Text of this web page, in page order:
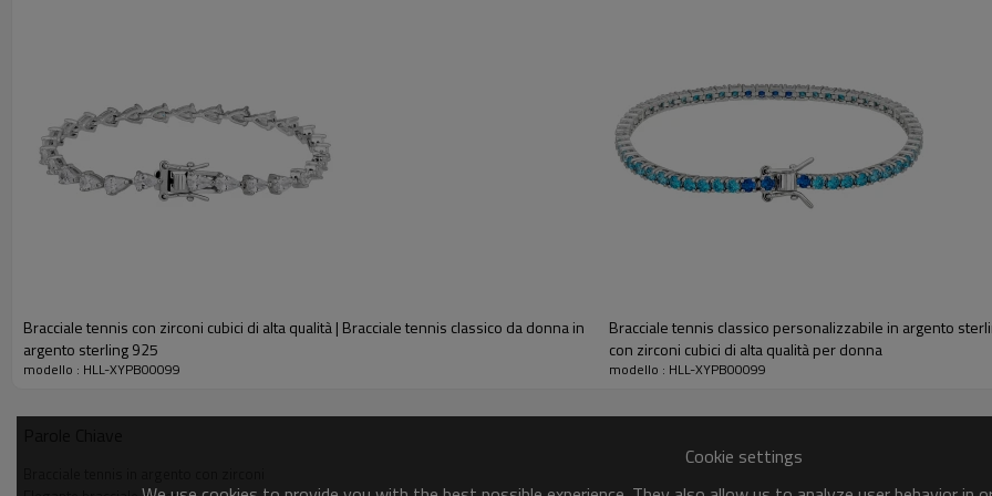
Luogo di origine:
Genere:
Placcatura:
OEM/ODM:
Confezione:
Bracciale tennis con zirconi cubici di alta qualità | Bracciale tennis classico da donna in
argento sterling 925
modello : HLL-XYPB00099
Bracciale tennis classico personalizzabile in argento
con zirconi cubici di alta qualità per donna
modello : HLL-XYPB00099
Cookie settings